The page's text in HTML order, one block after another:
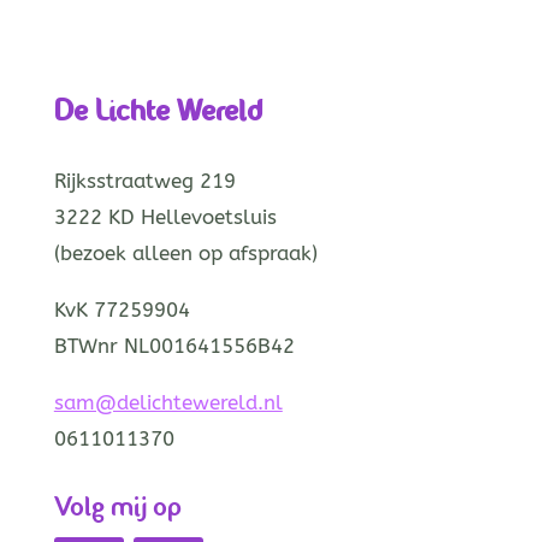
De Lichte Wereld
Rijksstraatweg 219
3222 KD Hellevoetsluis
(bezoek alleen op afspraak)
KvK 77259904
BTWnr NL001641556B42
sam@delichtewereld.nl
0611011370
Volg mij op